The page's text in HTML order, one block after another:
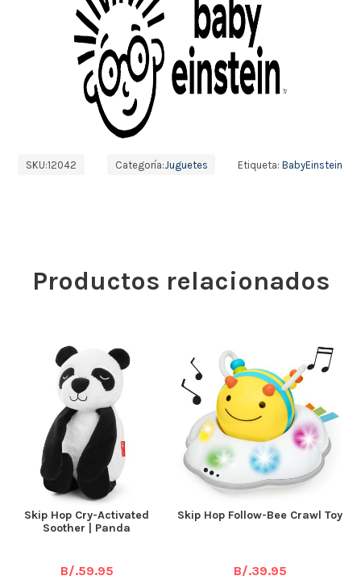
SKU:12042 Categoría:Juguetes Etiqueta:BabyEinstein
Productos relacionados
Skip Hop Cry-Activated
Soother | Panda
B/.59.95
Skip Hop Follow-Bee Crawl Toy
B/.39.95